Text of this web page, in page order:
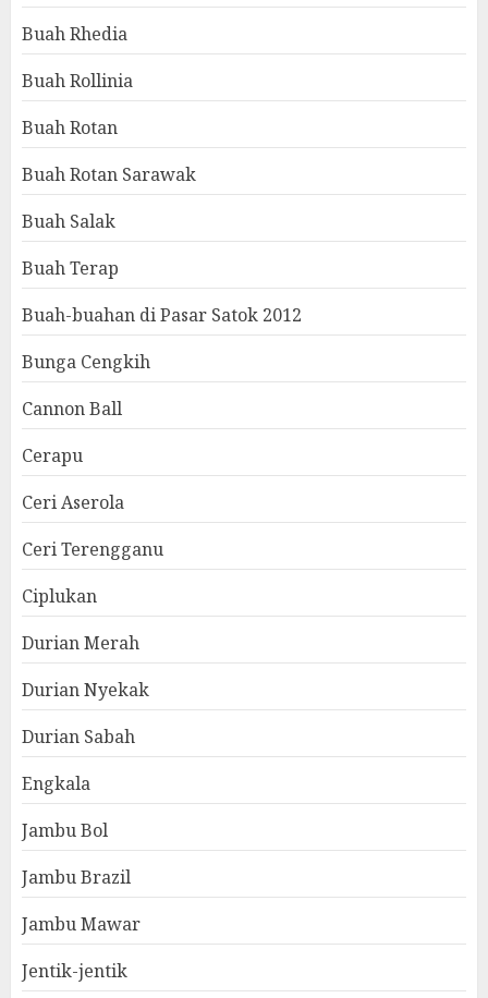
Buah Rhedia
Buah Rollinia
Buah Rotan
Buah Rotan Sarawak
Buah Salak
Buah Terap
Buah-buahan di Pasar Satok 2012
Bunga Cengkih
Cannon Ball
Cerapu
Ceri Aserola
Ceri Terengganu
Ciplukan
Durian Merah
Durian Nyekak
Durian Sabah
Engkala
Jambu Bol
Jambu Brazil
Jambu Mawar
Jentik-jentik